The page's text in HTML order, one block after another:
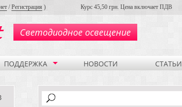
/Регистрация ) Курс 45,50 грн. Цена включает ПДВ
Светодиодное освещение
ПОДДЕРЖКА НОВОСТИ СТАТЬИ